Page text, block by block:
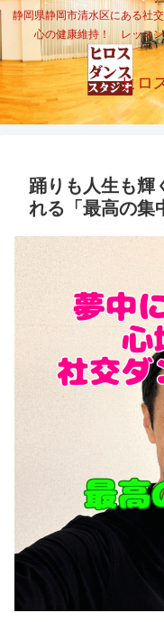
静岡県静岡市清水区にある社
心の健康維持！ レッスン
ヒロ
踊りも人生も輝
れる「最高の集